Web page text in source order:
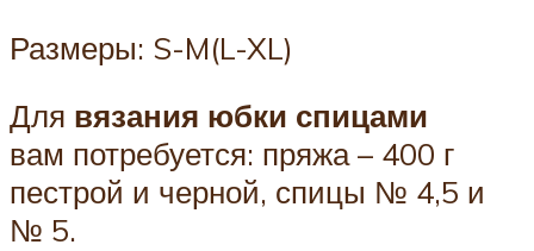
Размеры: S-M(L-XL)
Для вязания юбки спицами
вам потребуется: пряжа – 400 г
пестрой и черной, спицы № 4,5 и
№ 5.